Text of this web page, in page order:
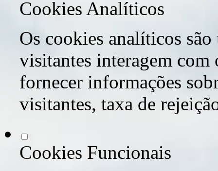
Cookies Analíticos
Os cookies analíticos são
visitantes interagem com
fornecer informações
visitantes, taxa de
Cookies Funcionais